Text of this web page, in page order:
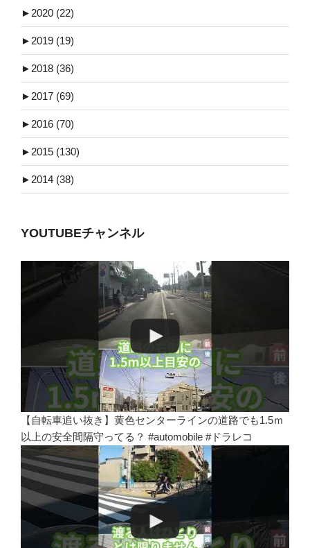
► 2020 (22)
► 2019 (19)
► 2018 (36)
► 2017 (69)
► 2016 (70)
► 2015 (130)
► 2014 (38)
YOUTUBEチャンネル
【自転車追い抜き】黄色センターラインの道路でも1.5ｍ
以上の安全間隔守ってる？ #automobile #ドラレコ